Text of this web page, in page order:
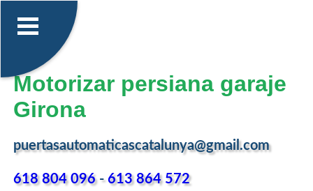
Motorizar persiana garaje
Girona
puertasautomaticascatalunya@gmail.com
618 804 096-613 864 572